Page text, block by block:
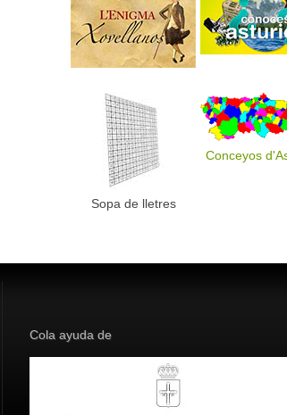
Sopa de lletres
Conceyos
Cola ayuda de